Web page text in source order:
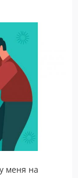
меня на